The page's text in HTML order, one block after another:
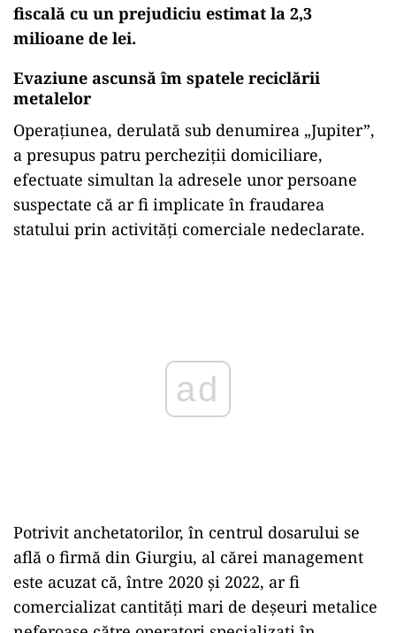
fiscală cu un prejudiciu estimat la 2,3
milioane de lei.
Evaziune ascunsă îm spatele reciclării
metalelor
Operațiunea, derulată sub denumirea „Jupiter”,
a presupus patru percheziții domiciliare,
efectuate simultan la adresele unor persoane
suspectate că ar fi implicate în fraudarea
statului prin activități comerciale nedeclarate.
Potrivit anchetatorilor, în centrul dosarului se
află o firmă din Giurgiu, al cărei management
este acuzat că, între 2020 și 2022, ar fi
comercializat cantități mari de deșeuri metalice